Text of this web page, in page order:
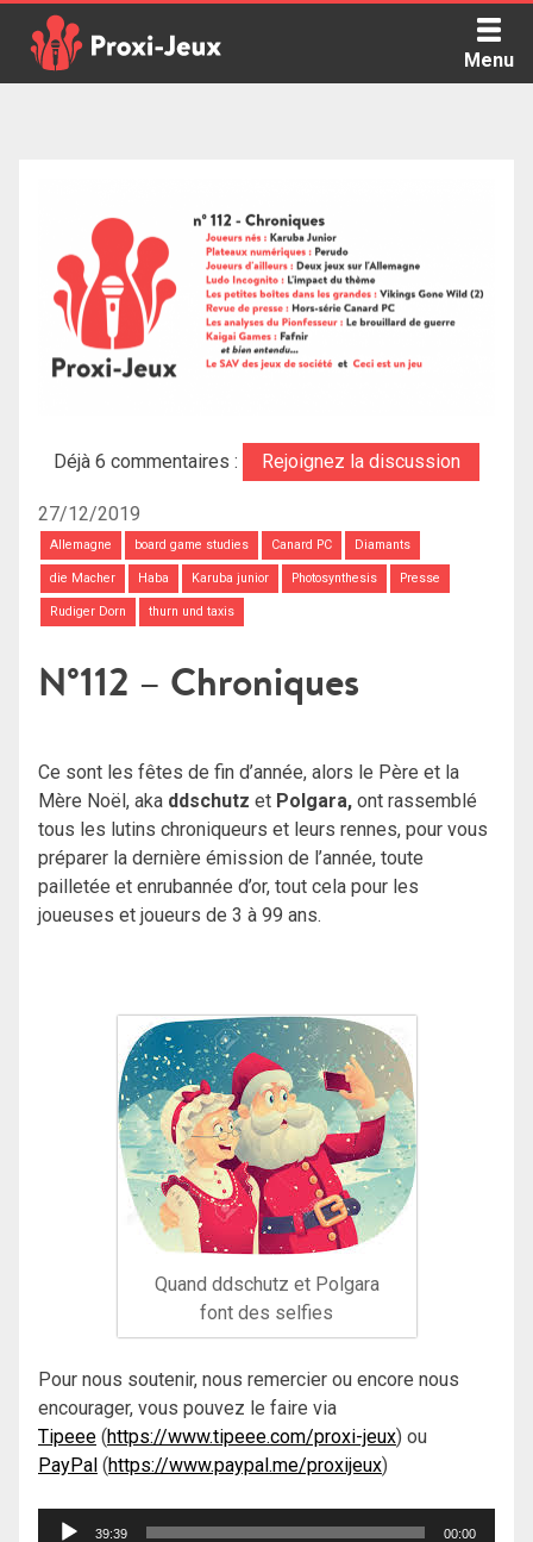
content
Menu
Déjà 6 commentaires : Rejoignez la discussion
27/12/2019
Allemagne board game studies Canard PC Diamants
die Macher Haba Karuba junior Photosynthesis Presse
Rudiger Dorn thurn und taxis
N°112 – Chroniques
Ce sont les fêtes de fin d’année, alors le Père et la
Mère Noël, aka ddschutz et Polgara, ont rassemblé
tous les lutins chroniqueurs et leurs rennes, pour vous
préparer la dernière émission de l’année, toute
pailletée et enrubannée d’or, tout cela pour les
joueuses et joueurs de 3 à 99 ans.
Quand ddschutz et Polgara
font des selfies
Pour nous soutenir, nous remercier ou encore nous
encourager, vous pouvez le faire via
Tipeee (https://www.tipeee.com/proxi-jeux) ou
PayPal (https://www.paypal.me/proxijeux)
Lecteur
39:39 00:00